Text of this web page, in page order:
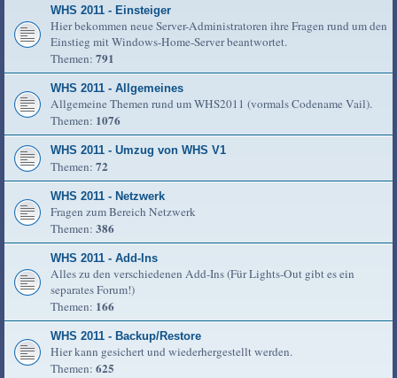
WHS 2011 - Einsteiger
Hier bekommen neue Server-Administratoren ihre Fragen rund um den
Einstieg mit Windows-Home-Server beantwortet.
Themen: 791
WHS 2011 - Allgemeines
Allgemeine Themen rund um WHS2011 (vormals Codename Vail).
Themen: 1076
WHS 2011 - Umzug von WHS V1
Themen: 72
WHS 2011 - Netzwerk
Fragen zum Bereich Netzwerk
Themen: 386
WHS 2011 - Add-Ins
Alles zu den verschiedenen Add-Ins (Für Lights-Out gibt es ein
separates Forum!)
Themen: 166
WHS 2011 - Backup/Restore
Hier kann gesichert und wiederhergestellt werden.
Themen: 625